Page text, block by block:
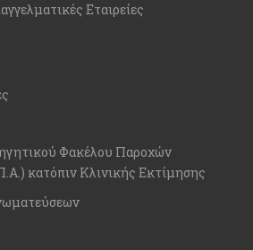
Εταιρείες
Φακέλου Παροχών
κατόπιν Κλινικής Εκτίμησης